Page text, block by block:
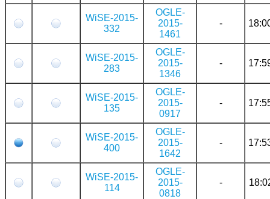
WiSE-2015-
332
OGLE-
2015-
1461
-
WiSE-2015-
283
OGLE-
2015-
1346
-
WiSE-2015-
135
OGLE-
2015-
0917
-
WiSE-2015-
400
OGLE-
2015-
1642
-
WiSE-2015-
114
OGLE-
2015-
0818
-